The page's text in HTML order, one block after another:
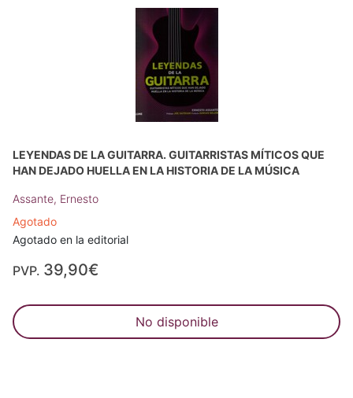
LEYENDAS DE LA GUITARRA. GUITARRISTAS MÍTICOS QUE
HAN DEJADO HUELLA EN LA HISTORIA DE LA MÚSICA
Assante, Ernesto
Agotado
Agotado en la editorial
PVP. 39,90€
No disponible